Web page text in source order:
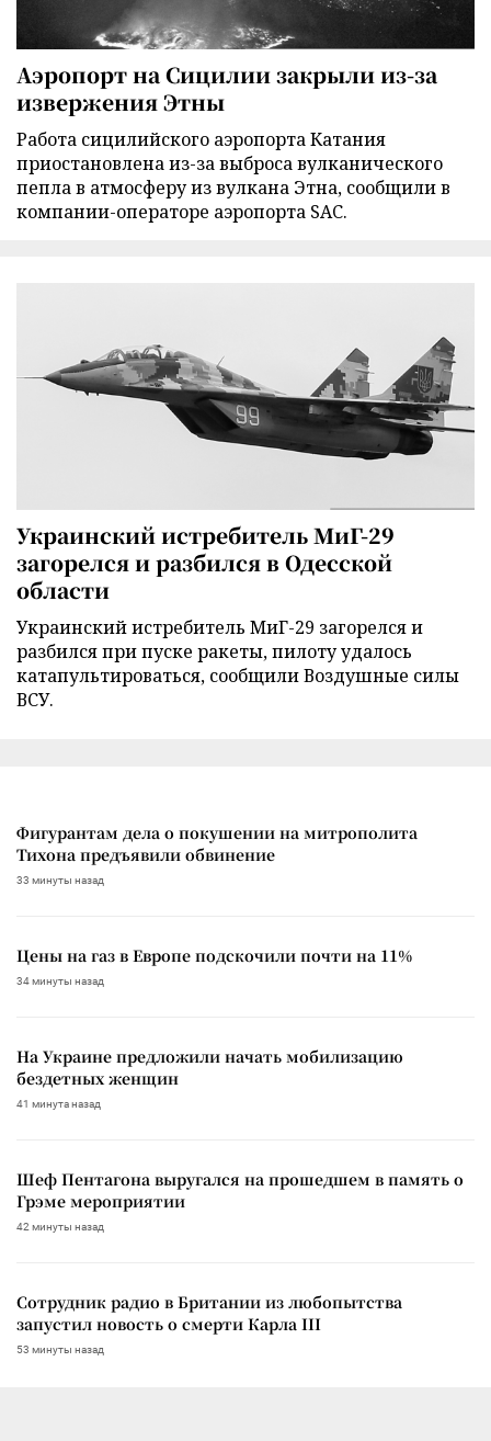
Аэропорт на Сицилии закрыли из-за
извержения Этны
Работа сицилийского аэропорта Катания
приостановлена из-за выброса вулканического
пепла в атмосферу из вулкана Этна, сообщили в
компании-операторе аэропорта SAC.
Украинский истребитель МиГ-29
загорелся и разбился в Одесской
области
Украинский истребитель МиГ-29 загорелся и
разбился при пуске ракеты, пилоту удалось
катапультироваться, сообщили Воздушные силы
ВСУ.
Фигурантам дела о покушении на митрополита
Тихона предъявили обвинение
33 минуты назад
Цены на газ в Европе подскочили почти на 11%
34 минуты назад
На Украине предложили начать мобилизацию
бездетных женщин
41 минута назад
Шеф Пентагона выругался на прошедшем в память о
Грэме мероприятии
42 минуты назад
Сотрудник радио в Британии из любопытства
запустил новость о смерти Карла III
53 минуты назад